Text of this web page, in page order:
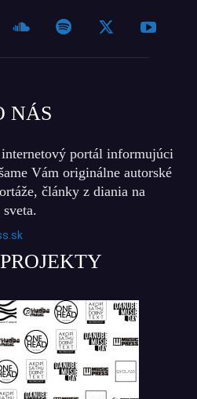
NÁS
portál informujúci
Vám originálne autorské
články z diania na